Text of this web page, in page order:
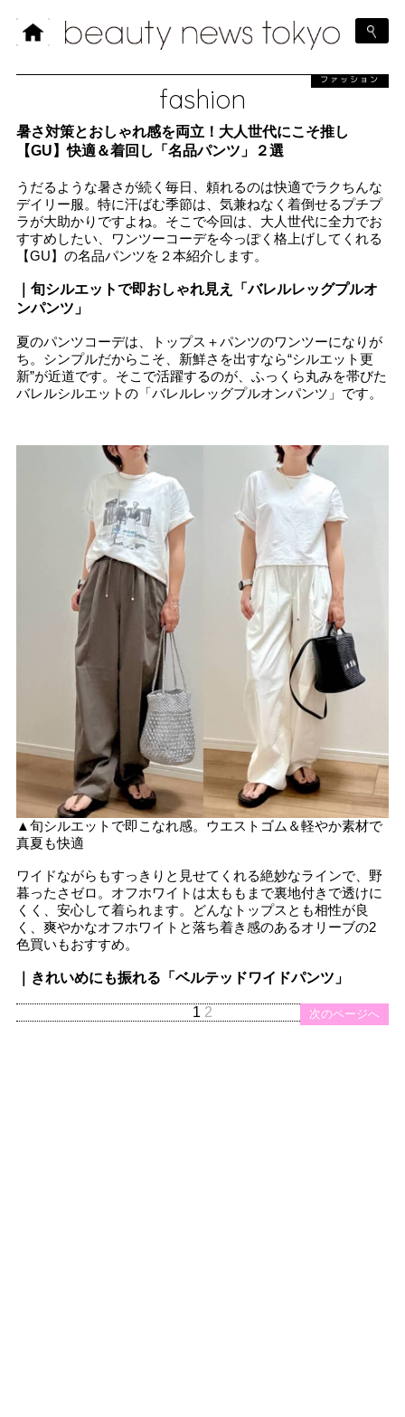
fashion
ファッション
暑さ対策とおしゃれ感を両立！大人世代にこそ推し
【GU】快適＆着回し「名品パンツ」２選
うだるような暑さが続く毎日、頼れるのは快適でラクちんな
デイリー服。特に汗ばむ季節は、気兼ねなく着倒せるプチプ
ラが大助かりですよね。そこで今回は、大人世代に全力でお
すすめしたい、ワンツーコーデを今っぽく格上げしてくれる
【GU】の名品パンツを２本紹介します。
｜旬シルエットで即おしゃれ見え「バレルレッグプルオ
ンパンツ」
夏のパンツコーデは、トップス＋パンツのワンツーになりが
ち。シンプルだからこそ、新鮮さを出すなら“シルエット更
新”が近道です。そこで活躍するのが、ふっくら丸みを帯びた
バレルシルエットの「バレルレッグプルオンパンツ」です。
▲旬シルエットで即こなれ感。ウエストゴム＆軽やか素材で
真夏も快適
ワイドながらもすっきりと見せてくれる絶妙なラインで、野
暮ったさゼロ。オフホワイトは太ももまで裏地付きで透けに
くく、安心して着られます。どんなトップスとも相性が良
く、爽やかなオフホワイトと落ち着き感のあるオリーブの2
色買いもおすすめ。
｜きれいめにも振れる「ベルテッドワイドパンツ」
次のページへ
1 2